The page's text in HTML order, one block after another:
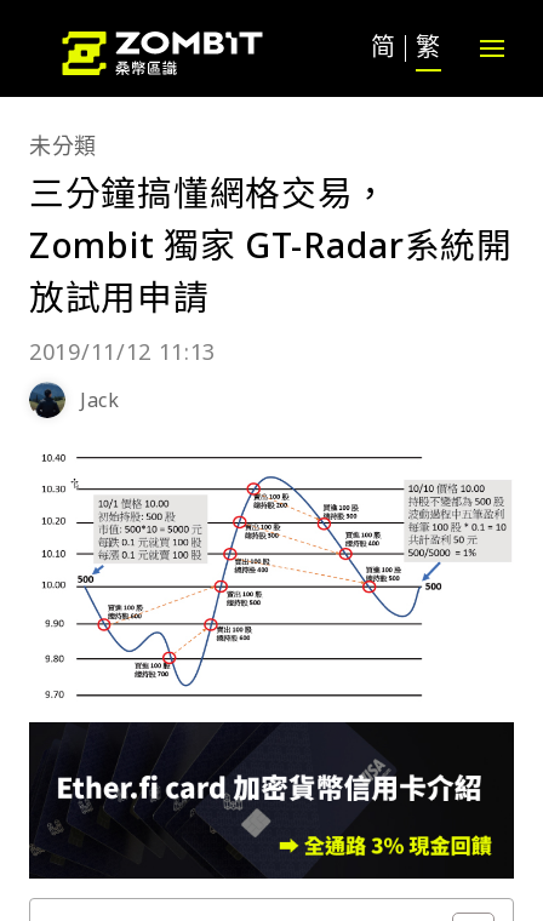
简 繁
未分類
三分鐘搞懂網格交易，
Zombit 獨家 GT-Radar系統開
放試用申請
2019/11/12 11:13
Jack